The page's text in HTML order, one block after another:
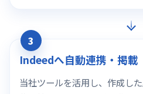
3
Indeedへ自動連携・掲載
当社ツールを活用し、作成し